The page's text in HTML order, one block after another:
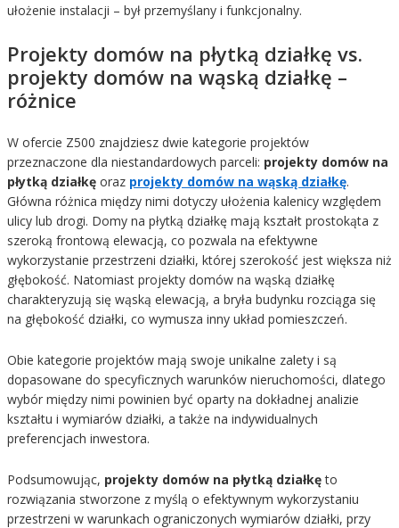
ułożenie instalacji – był przemyślany i funkcjonalny.
Projekty domów na płytką działkę vs.
projekty domów na wąską działkę –
różnice
W ofercie Z500 znajdziesz dwie kategorie projektów
przeznaczone dla niestandardowych parceli: projekty domów na
płytką działkę oraz projekty domów na wąską działkę.
Główna różnica między nimi dotyczy ułożenia kalenicy względem
ulicy lub drogi. Domy na płytką działkę mają kształt prostokąta z
szeroką frontową elewacją, co pozwala na efektywne
wykorzystanie przestrzeni działki, której szerokość jest większa niż
głębokość. Natomiast projekty domów na wąską działkę
charakteryzują się wąską elewacją, a bryła budynku rozciąga się
na głębokość działki, co wymusza inny układ pomieszczeń.
Obie kategorie projektów mają swoje unikalne zalety i są
dopasowane do specyficznych warunków nieruchomości, dlatego
wybór między nimi powinien być oparty na dokładnej analizie
kształtu i wymiarów działki, a także na indywidualnych
preferencjach inwestora.
Podsumowując, projekty domów na płytką działkęto
rozwiązania stworzone z myślą o efektywnym wykorzystaniu
przestrzeni w warunkach ograniczonych wymiarów działki, przy